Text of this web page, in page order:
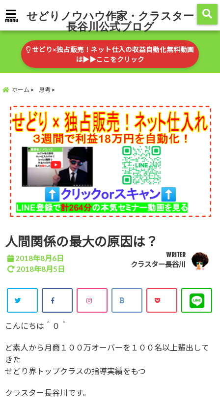
menu せどりノウハウ作家・クラスター
長谷川公式ブログ
せどり×独占販売！ネット仕入の収益自動化無料動画
は▶︎▶︎ここをクリック
ホーム 思考
人間関係の最大の原因は？
2018年8月6日
2018年8月5日
WRITER
クラスター長谷川
こんにちは＾０＾
ど素人から月商１００万オーバーを１００名以上輩出して
きた
せどり界トップクラスの指導実績をもつ
クラスター長谷川です。